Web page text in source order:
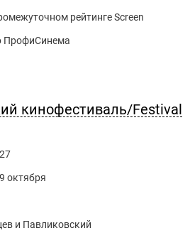
рейтинге Screen
ПрофиСинема
кинофестиваль/Festival
октября
и Павликовский